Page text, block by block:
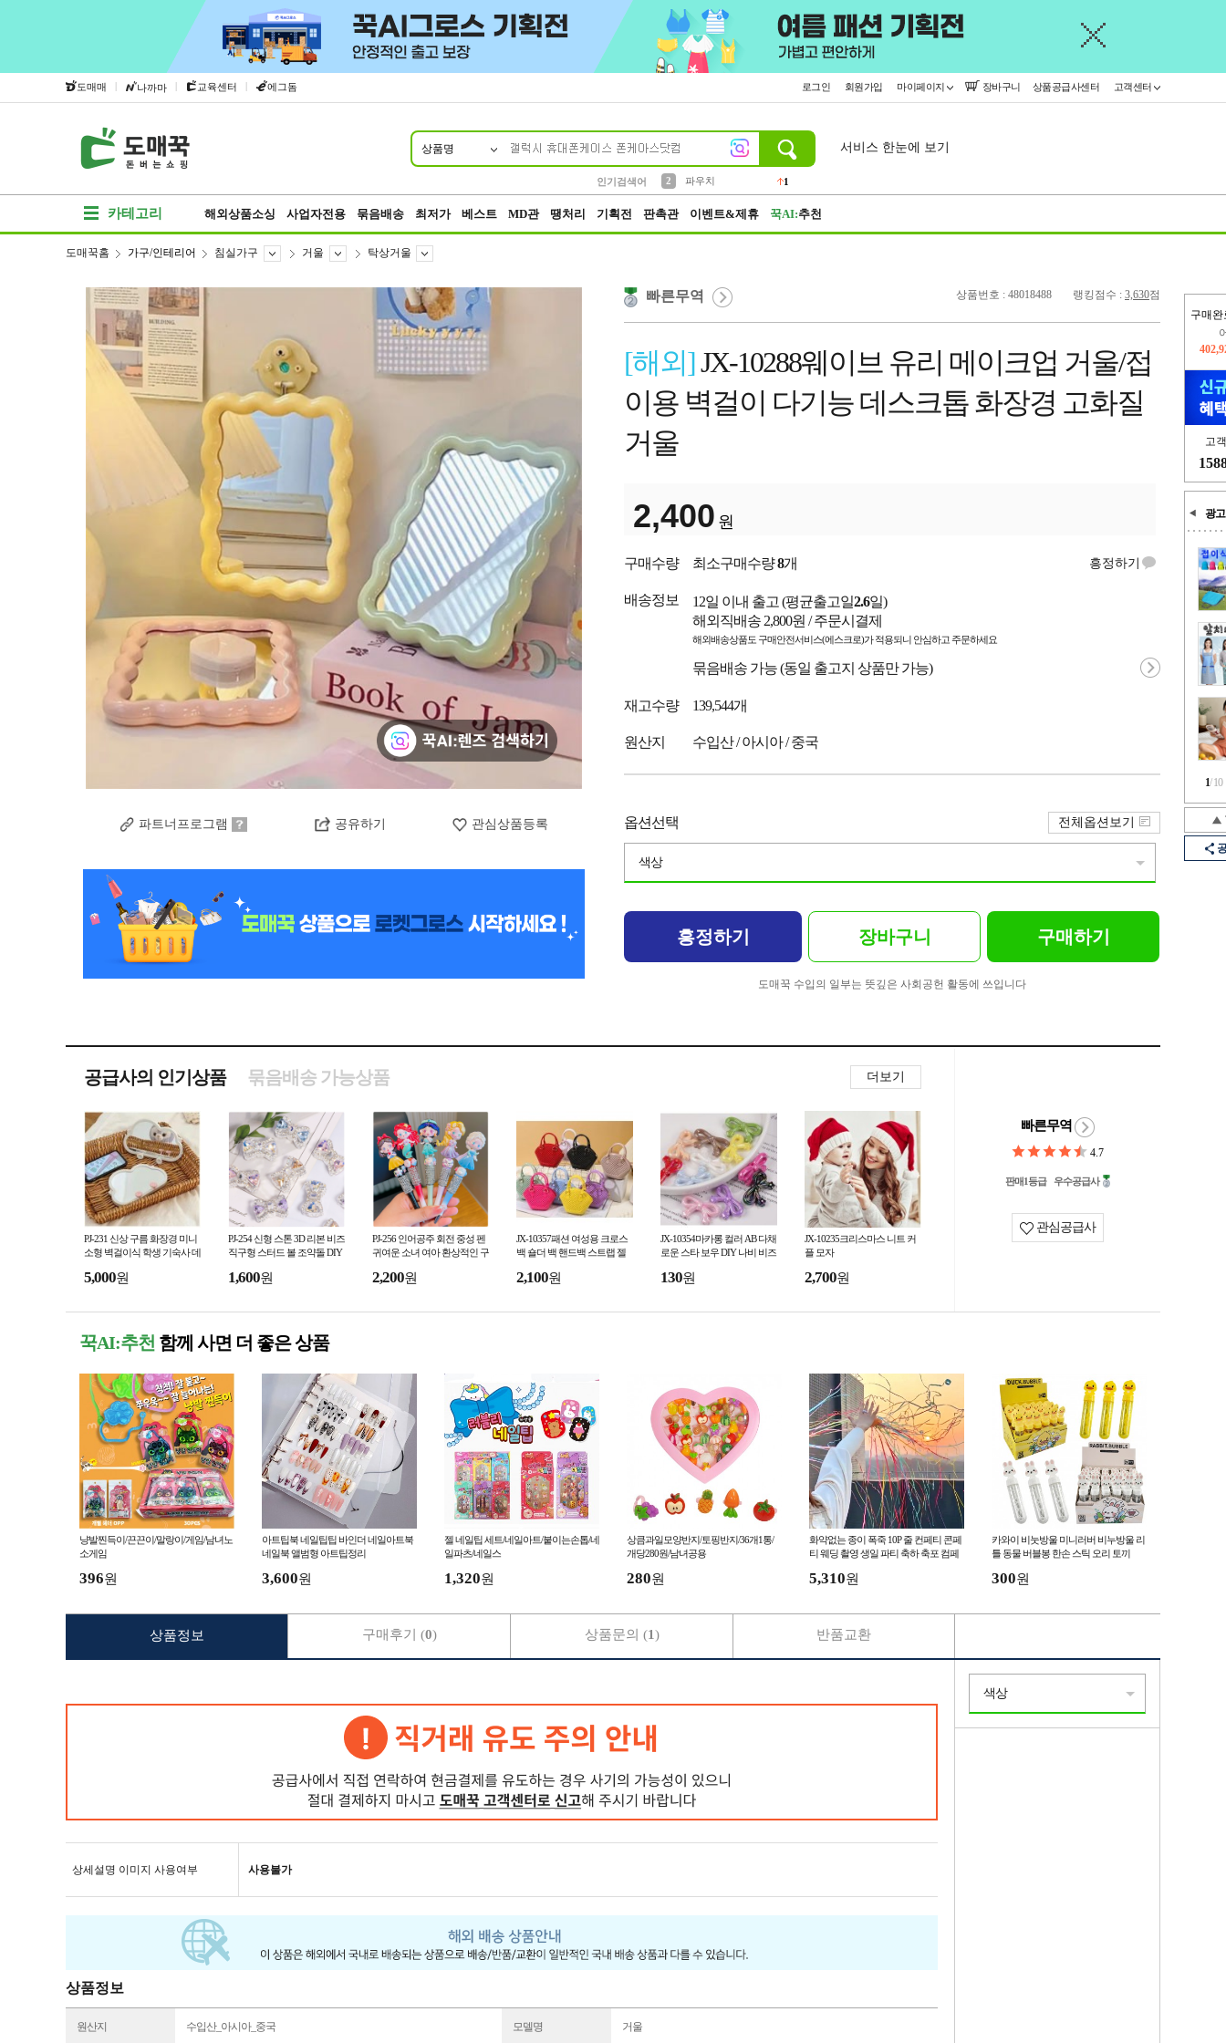
도매매 | 나까마 | 교육센터 | 에그돔 로그인 회원가입 마이페이지 장바구니 상품공급사센터 고객센터
상품명
인기검색어
2
파우치
1
서비스 한눈에 보기
카테고리 해외상품소싱 사업자전용 묶음배송 최저가 베스트 MD관 땡처리 기획전 판촉관 이벤트&제휴 꾹AI:추천
구매완
오
고
광고
1/10
도매꾹홈 가구/인테리어 침실가구 거울 탁상거울
파트너프로그램 공유하기 관심상품등록
상품번호 : 48018488 랭킹점수 : 3,630점
빠른무역
[해외]JX-10288웨이브 유리 메이크업 거울/접
이용 벽걸이 다기능 데스크톱 화장경 고화질
거울
2,400 원
구매수량 최소구매수량8개 흥정하기
배송정보 12일 이내 출고 (평균출고일2.6일)
해외직배송 2,800원 / 주문시결제
해외배송상품도 구매안전서비스(에스크로)가 적용되니 안심하고 주문하세요
묶음배송 가능 (동일 출고지 상품만 가능)
재고수량 139,544개
원산지 수입산 / 아시아 / 중국
옵션선택
색상
전체옵션보기
흥정하기 장바구니 구매하기
도매꾹 수입의 일부는 뜻깊은 사회공헌 활동에 쓰입니다
공급사의 인기상품 더보기
묶음배송 가능상품
PJ-231 신상 구름 화장경 미니
소형 벽걸이식 학생 기숙사 데
스크톱 화장경
5,000원
PJ-254 신형 스톤 3D 리본 비즈
직구형 스터드 볼 조약돌 DIY
키지 부품 도매
1,600원
PJ-256 인어공주 회전 중성 펜
귀여운 소녀 여아 환상적인 구
2,200원
JX-10357패션 여성용 크로스
백 숄더 백 핸드백 스트랩 젤
2,100원
JX-10354마카롱 컬러 AB 다채
로운 스타 보우 DIY 나비 비즈
130원
JX-10235크리스마스 니트 커
플 모자
2,700원
빠른무역
4.7
판매1등급 우수공급사
관심공급사
꾹AI:추천 함께 사면 더 좋은 상품
냥발찐득이/끈끈이/말랑이/게임/남녀노
소게임
396원
아트팁북 네일팁팁 바인더 네일아트북
네일북 앨범형 아트팁정리
3,600원
젤 네일팁 세트/네일아트/붙이는손톱/네
일파츠/네일스
1,320원
상큼과일모양반지/토핑반지/36개1통/
개당280원/남녀공용
280원
화약없는 종이 폭죽 10P 줄 컨페티 콘페
티 웨딩 촬영 생일 파티 축하 축포 컴페
5,310원
카와이 비눗방울 미니러버 비누방울 리
틀 동물 버블봉 한손 스틱 오리 토끼
300원
상세설명 이미지 사용여부 사용불가
상품정보
원산지 수입산_아시아_중국 모델명 거울
상품정보 구매후기 (0) 상품문의 (1) 반품교환
색상